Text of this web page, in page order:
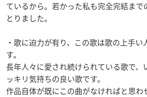
ているから。若かった私も完全完結まで
とりました。
・歌に迫力が有り、この歌は歌の上手
す。
長年人々に愛され続けられている歌で、
ッキリ気持ちの良い歌です。
作品自体が既にこの曲がなければと思わ